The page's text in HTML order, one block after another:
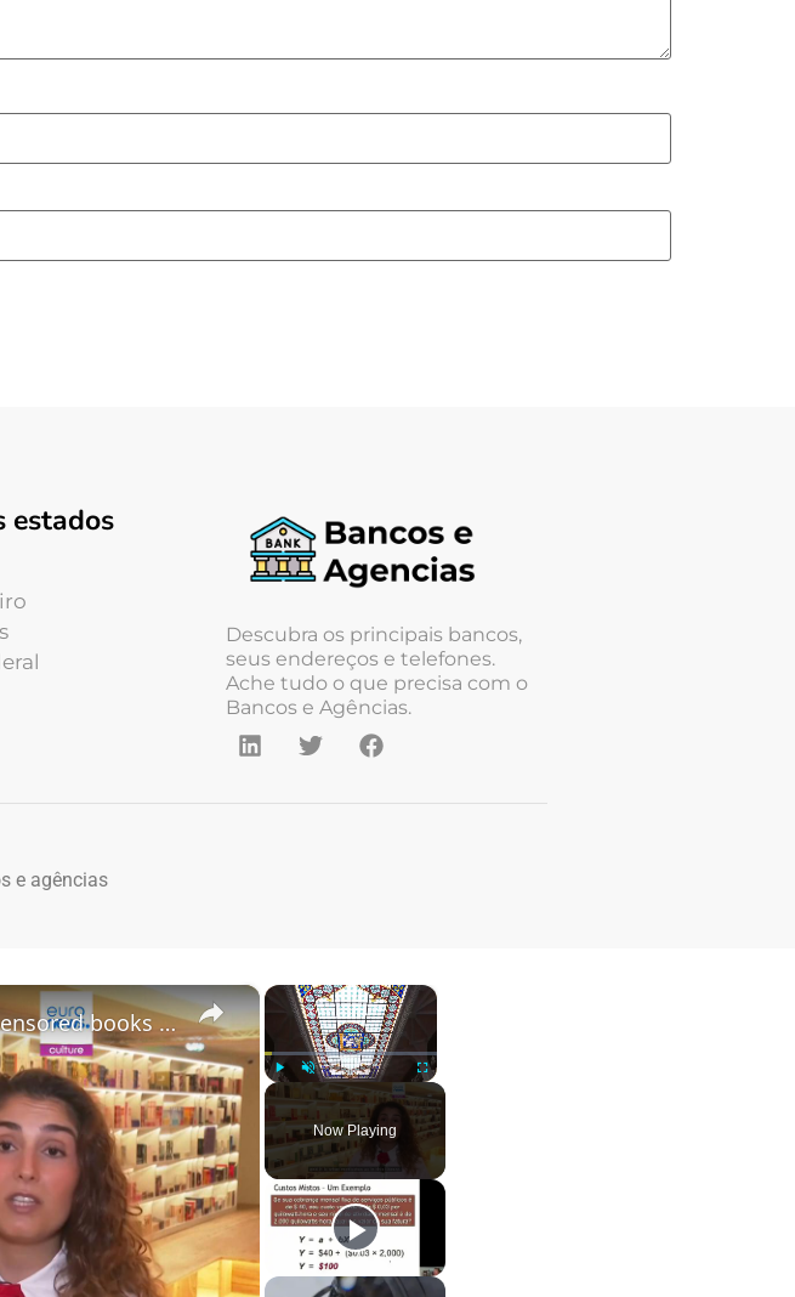
estados
Descubra os principais bancos,
seus endereços e telefones.
Ache tudo o que precisa com o
Bancos e Agências.
e agências
×
Unmute Fullscreen
Now Playing
×
Dua Lipa opens library for banned and censored books in Portugal